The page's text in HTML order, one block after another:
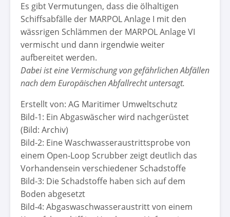
Es gibt Vermutungen, dass die ölhaltigen
Schiffsabfälle der MARPOL Anlage I mit den
wässrigen Schlämmen der MARPOL Anlage VI
vermischt und dann irgendwie weiter
aufbereitet werden.
Dabei ist eine Vermischung von gefährlichen Abfällen
nach dem Europäischen Abfallrecht untersagt.
Erstellt von: AG Maritimer Umweltschutz
Bild-1: Ein Abgaswäscher wird nachgerüstet
(Bild: Archiv)
Bild-2: Eine Waschwasseraustrittsprobe von
einem Open-Loop Scrubber zeigt deutlich das
Vorhandensein verschiedener Schadstoffe
Bild-3: Die Schadstoffe haben sich auf dem
Boden abgesetzt
Bild-4: Abgaswaschwasseraustritt von einem